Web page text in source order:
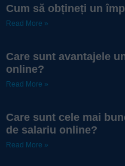
Cum să obțineți un
Read More »
Care sunt avantajele
online?
Read More »
Care sunt cele mai
de salariu online?
Read More »